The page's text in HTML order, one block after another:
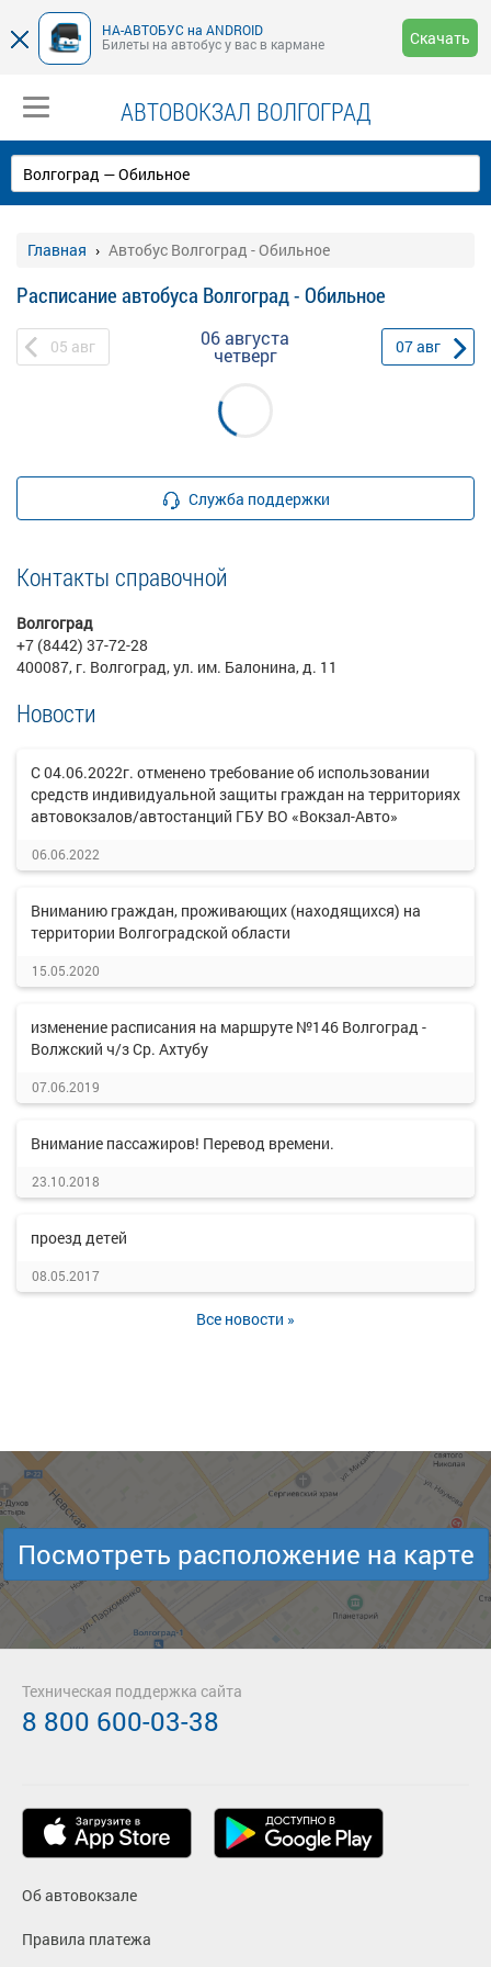
НА-АВТОБУС на ANDROID
Билеты на автобус у вас в кармане
Скачать
АВТОВОКЗАЛ ВОЛГОГРАД
Главная Автобус Волгоград - Обильное
Расписание автобуса Волгоград - Обильное
05 авг 06 августа
четверг 07авг
Служба поддержки
Контакты справочной
Волгоград
+7 (8442) 37-72-28
400087, г. Волгоград, ул. им. Балонина, д. 11
Новости
С 04.06.2022г. отменено требование об использовании
средств индивидуальной защиты граждан на территориях
автовокзалов/автостанций ГБУ ВО «Вокзал-Авто»
06.06.2022
Вниманию граждан, проживающих (находящихся) на
территории Волгоградской области
15.05.2020
изменение расписания на маршруте №146 Волгоград -
Волжский ч/з Ср. Ахтубу
07.06.2019
Внимание пассажиров! Перевод времени.
23.10.2018
проезд детей
08.05.2017
Все новости »
Посмотреть расположение на карте
Об автовокзале
Правила платежа
Техническая поддержка сайта
8 800 600-03-38